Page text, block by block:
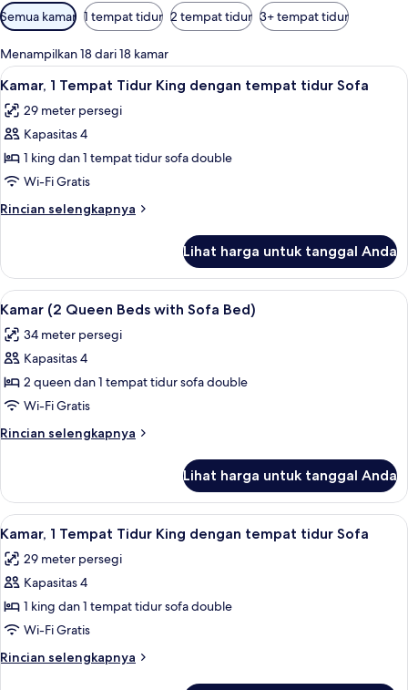
Filter
tersedia
untuk
kamar
Semua kamar 1 tempat tidur 2 tempat tidur 3+ tempat tidur
Menampilkan 18 dari 18 kamar
Lihat
semua
foto
untuk
Kamar,
1
Tempat
Tidur
dengan
tempat
tidur
Sofa
Seprai premium, bantalan ekstra
9
Kamar, 1 Tempat Tidur King dengan tempat tidur Sofa
29 meter persegi
Kapasitas 4
1 king dan 1 tempat tidur sofa double
Wi-Fi Gratis
Rincian selengkapnya
Rincian
Kamar,
Tempat
King
dengan
tidur
Sofa
Lihat harga untuk tanggal Anda
Lihat
semua
foto
untuk
Kamar
(2
Queen
Beds
Sofa
Bed)
Seprai premium, bantalan ekstra
9
Kamar (2 Queen Beds with Sofa Bed)
34 meter persegi
Kapasitas 4
2 queen dan 1 tempat tidur sofa double
Wi-Fi Gratis
Rincian selengkapnya
Rincian
Kamar
(2
Queen
with
Sofa
Lihat harga untuk tanggal Anda
Lihat
semua
foto
untuk
Kamar,
1
Tempat
Tidur
Seprai premium, bantalan ekstra
7
Kamar, 1 Tempat Tidur King dengan tempat tidur Sofa
29 meter persegi
Kapasitas 4
1 king dan 1 tempat tidur sofa double
Wi-Fi Gratis
Rincian selengkapnya
Rincian